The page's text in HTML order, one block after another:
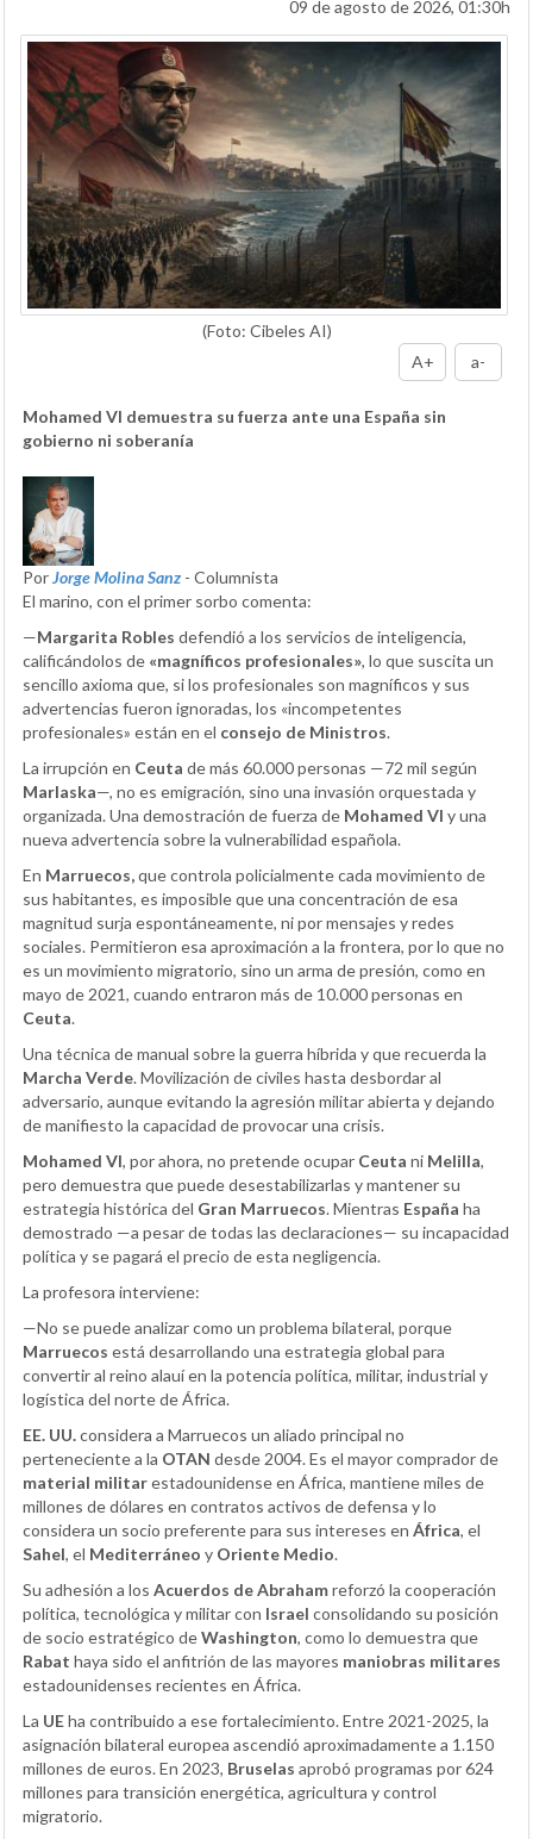
09 de agosto de 2026, 01:30h
(Foto: Cibeles AI)
A+
a-
Mohamed VI demuestra su fuerza ante una España sin
gobierno ni soberanía
PorJorge Molina Sanz - Columnista
El marino, con el primer sorbo comenta:
—Margarita Robles defendió a los servicios de inteligencia,
calificándolos de «magníficos profesionales», lo que suscita un
sencillo axioma que, si los profesionales son magníficos y sus
advertencias fueron ignoradas, los «incompetentes
profesionales» están en el consejo de Ministros.
La irrupción en Ceuta de más 60.000 personas —72 mil según
Marlaska—, no es emigración, sino una invasión orquestada y
organizada. Una demostración de fuerza de Mohamed VI y una
nueva advertencia sobre la vulnerabilidad española.
En Marruecos,que controla policialmente cada movimiento de
sus habitantes, es imposible que una concentración de esa
magnitud surja espontáneamente, ni por mensajes y redes
sociales. Permitieron esa aproximación a la frontera, por lo que no
es un movimiento migratorio, sino un arma de presión, como en
mayo de 2021, cuando entraron más de 10.000 personas en
Ceuta.
Una técnica de manual sobre la guerra híbrida y que recuerda la
Marcha Verde. Movilización de civiles hasta desbordar al
adversario, aunque evitando la agresión militar abierta y dejando
de manifiesto la capacidad de provocar una crisis.
Mohamed VI, por ahora, no pretende ocupar Ceuta ni Melilla,
pero demuestra que puede desestabilizarlas y mantener su
estrategia histórica del Gran Marruecos. Mientras España ha
demostrado —a pesar de todas las declaraciones— su incapacidad
política y se pagará el precio de esta negligencia.
La profesora interviene:
—No se puede analizar como un problema bilateral, porque
Marruecos está desarrollando una estrategia global para
convertir al reino alauí en la potencia política, militar, industrial y
logística del norte de África.
EE. UU.considera a Marruecos un aliado principal no
perteneciente a la OTAN desde 2004. Es el mayor comprador de
material militarestadounidense en África, mantiene miles de
millones de dólares en contratos activos de defensa y lo
considera un socio preferente para sus intereses en África, el
Sahel, el Mediterráneo y Oriente Medio.
Su adhesión a los Acuerdos de Abrahamreforzó la cooperación
política, tecnológica y militar con Israel consolidando su posición
de socio estratégico deWashington, como lo demuestra que
Rabat haya sido el anfitrión de las mayores maniobras militares
estadounidenses recientes en África.
La UEha contribuido a ese fortalecimiento. Entre 2021-2025, la
asignación bilateral europea ascendió aproximadamente a 1.150
millones de euros. En 2023, Bruselas aprobó programas por 624
millones para transición energética, agricultura y control
migratorio.